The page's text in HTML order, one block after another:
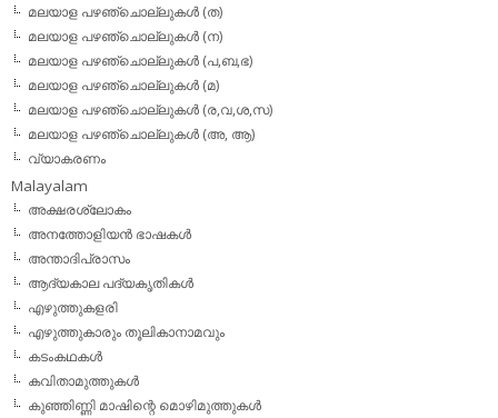
മലയാള പഴഞ്ചൊല്ലുകള്‍ (ത)
മലയാള പഴഞ്ചൊല്ലുകള്‍ (ന)
മലയാള പഴഞ്ചൊല്ലുകള്‍ (പ,ബ,ഭ)
മലയാള പഴഞ്ചൊല്ലുകള്‍ (മ)
മലയാള പഴഞ്ചൊല്ലുകള്‍ (ര,വ,ശ,സ)
മലയാള പഴഞ്ചൊല്ലുകൾ (അ, ആ)
വ്യാകരണം
Malayalam
അക്ഷരശ്ലോകം
അനത്തോളിയന്‍ ഭാഷകള്‍
അന്താദിപ്രാസം
ആദ്യകാല പദ്യകൃതികള്‍
എഴുത്തുകളരി
എഴുത്തുകാരും തൂലികാനാമവും
കടംകഥകള്‍
കവിതാമുത്തുകള്‍
കുഞ്ഞിണ്ണി മാഷിന്റെ മൊഴിമുത്തുകള്‍